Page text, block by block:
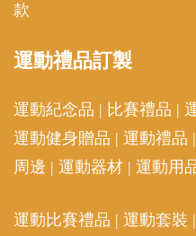
款
運動禮品訂製
運動紀念品 | 比賽禮品 |
運動健身贈品 | 運動禮品 |
周邊 | 運動器材 | 運動用
運動比賽禮品 | 運動套裝 |